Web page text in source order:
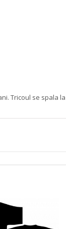
Tricoul se spala